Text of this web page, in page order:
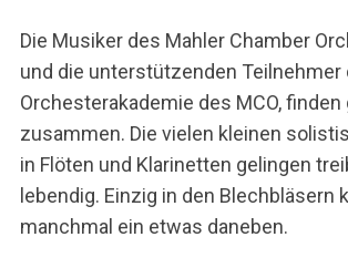
Die Musiker des Mahler Chamber
und die unterstützenden Teilnehmer
Orchesterakademie des MCO, finden
zusammen. Die vielen kleinen
in Flöten und Klarinetten gelingen
lebendig. Einzig in den Blechbläsern
manchmal ein etwas daneben.
e
a
r
c
f
o
r